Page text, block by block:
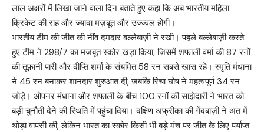
लाल अक्षरों में लिखा जाने वाला दिन बताते हुए कहा कि अब भारतीय महिला
क्रिकेट की राह और ज्यादा मज़बूत और उज्ज्वल होगी।
भारतीय टीम की जीत की नींव दमदार बल्लेबाज़ी ने रखी। पहले बल्लेबाज़ी करते
हुए टीम ने 298/7 का मजबूत स्कोर खड़ा किया, जिसमें शफाली वर्मा की 87 रनों
की तूफ़ानी पारी और दीप्ति शर्मा के संयमित 58 रन सबसे खास रहे। स्मृति मंधाना
ने 45 रन बनाकर शानदार शुरुआत दी, जबकि रिचा घोष ने महत्वपूर्ण 34 रन
जोड़े। ओपनर मंधाना और शफाली के बीच 100 रनों की साझेदारी ने भारत को
बड़ी चुनौती देने की स्थिति में पहुंचा दिया। दक्षिण अफ्रीका की गेंदबाज़ी ने अंत में
थोड़ा वापसी की, लेकिन भारत का स्कोर किसी भी बड़े मंच पर जीत के लिए पर्याप्त